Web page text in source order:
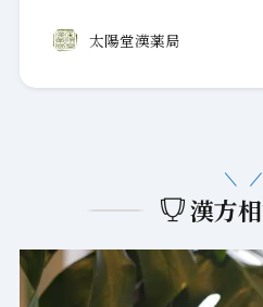
太陽堂漢薬局
漢方